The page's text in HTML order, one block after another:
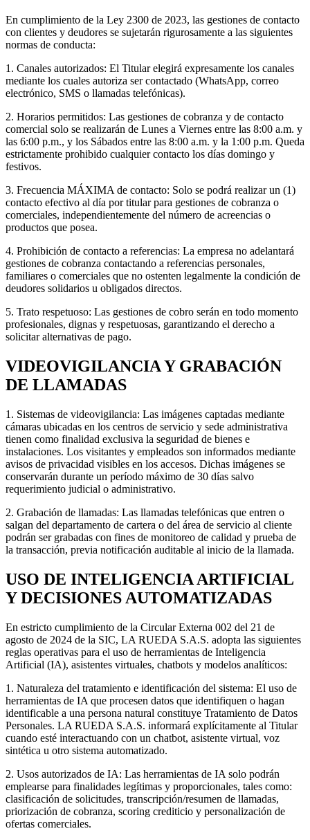
En cumplimiento de la Ley 2300 de 2023, las gestiones de contacto
con clientes y deudores se sujetarán rigurosamente a las siguientes
normas de conducta:
1. Canales autorizados: El Titular elegirá expresamente los canales
mediante los cuales autoriza ser contactado (WhatsApp, correo
electrónico, SMS o llamadas telefónicas).
2. Horarios permitidos: Las gestiones de cobranza y de contacto
comercial solo se realizarán de Lunes a Viernes entre las 8:00 a.m. y
las 6:00 p.m., y los Sábados entre las 8:00 a.m. y la 1:00 p.m. Queda
estrictamente prohibido cualquier contacto los días domingo y
festivos.
3. Frecuencia MÁXIMA de contacto: Solo se podrá realizar un (1)
contacto efectivo al día por titular para gestiones de cobranza o
comerciales, independientemente del número de acreencias o
productos que posea.
4. Prohibición de contacto a referencias: La empresa no adelantará
gestiones de cobranza contactando a referencias personales,
familiares o comerciales que no ostenten legalmente la condición de
deudores solidarios u obligados directos.
5. Trato respetuoso: Las gestiones de cobro serán en todo momento
profesionales, dignas y respetuosas, garantizando el derecho a
solicitar alternativas de pago.
VIDEOVIGILANCIA Y GRABACIÓN
DE LLAMADAS
1. Sistemas de videovigilancia: Las imágenes captadas mediante
cámaras ubicadas en los centros de servicio y sede administrativa
tienen como finalidad exclusiva la seguridad de bienes e
instalaciones. Los visitantes y empleados son informados mediante
avisos de privacidad visibles en los accesos. Dichas imágenes se
conservarán durante un período máximo de 30 días salvo
requerimiento judicial o administrativo.
2. Grabación de llamadas: Las llamadas telefónicas que entren o
salgan del departamento de cartera o del área de servicio al cliente
podrán ser grabadas con fines de monitoreo de calidad y prueba de
la transacción, previa notificación auditable al inicio de la llamada.
USO DE INTELIGENCIA ARTIFICIAL
Y DECISIONES AUTOMATIZADAS
En estricto cumplimiento de la Circular Externa 002 del 21 de
agosto de 2024 de la SIC, LA RUEDA S.A.S. adopta las siguientes
reglas operativas para el uso de herramientas de Inteligencia
Artificial (IA), asistentes virtuales, chatbots y modelos analíticos:
1. Naturaleza del tratamiento e identificación del sistema: El uso de
herramientas de IA que procesen datos que identifiquen o hagan
identificable a una persona natural constituye Tratamiento de Datos
Personales. LA RUEDA S.A.S. informará explícitamente al Titular
cuando esté interactuando con un chatbot, asistente virtual, voz
sintética u otro sistema automatizado.
2. Usos autorizados de IA: Las herramientas de IA solo podrán
emplearse para finalidades legítimas y proporcionales, tales como:
clasificación de solicitudes, transcripción/resumen de llamadas,
priorización de cobranza, scoring crediticio y personalización de
ofertas comerciales.